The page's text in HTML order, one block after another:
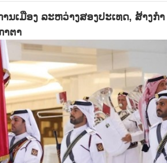
ເມືອງ ລະຫວ່າງສອງປະເທດ, ສ້າງກຳ
າຕາ